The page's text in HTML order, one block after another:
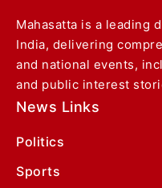
Mahasatta is a leading
India, delivering
and national events,
and public interest
News Links
Politics
Sports